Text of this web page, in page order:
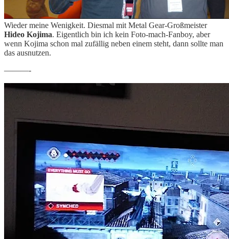
Wieder meine Wenigkeit. Diesmal mit Metal Gear-Großmeister
Hideo Kojima. Eigentlich bin ich kein Foto-mach-Fanboy, aber
wenn Kojima schon mal zufällig neben einem steht, dann sollte man
das ausnutzen.
———-